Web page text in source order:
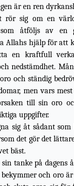
är en ren
rör sig om en
åtföljs av en
Allahs hjälp för att
en kraftfull
nedstämdhet.
och ständig
men vars
till sin oro
uppgifter.
sig åt sådant
det gör det
bäst.
tanke på dagens
och oro